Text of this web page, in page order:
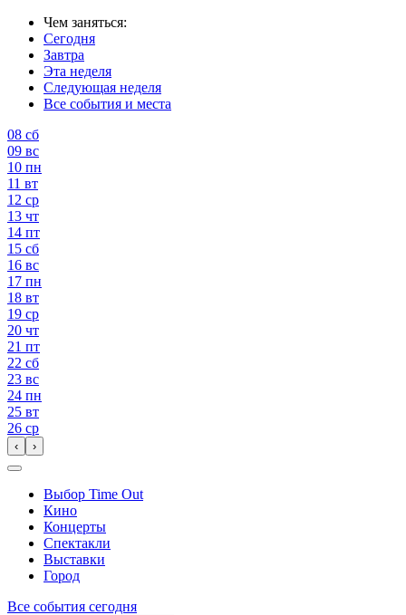
Чем заняться:
Сегодня
Завтра
Эта неделя
Следующая неделя
Все события и места
08 сб
09 вс
10 пн
11 вт
12 ср
13 чт
14 пт
15 сб
16 вс
17 пн
18 вт
19 ср
20 чт
21 пт
22 сб
23 вс
24 пн
25 вт
26 ср
‹ ›
Выбор Time Out
Кино
Концерты
Спектакли
Выставки
Город
Все события сегодня